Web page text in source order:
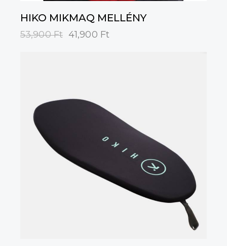
HIKO MIKMAQ MELLÉNY
53,900Ft 41,900 Ft